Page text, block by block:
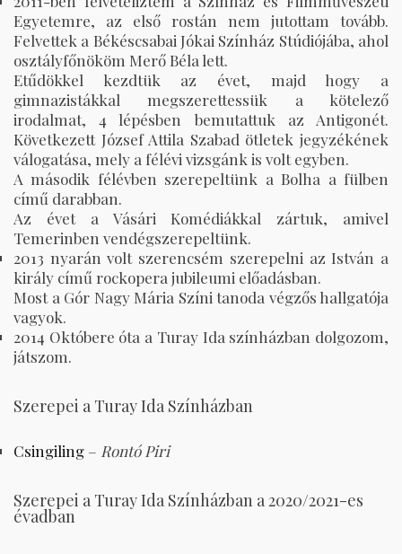
Egyetemre, az első rostán nem jutottam tovább.
Felvettek a Békéscsabai Jókai Színház Stúdiójába, ahol
osztályfőnököm Merő Béla lett.
Etűdökkel kezdtük az évet, majd hogy a
gimnazistákkal megszerettessük a kötelező
irodalmat, 4 lépésben bemutattuk az Antigonét.
Következett József Attila Szabad ötletek jegyzékének
válogatása, mely a félévi vizsgánk is volt egyben.
A második félévben szerepeltünk a Bolha a fülben
című darabban.
Az évet a Vásári Komédiákkal zártuk, amivel
Temerinben vendégszerepeltünk.
2013 nyarán volt szerencsém szerepelni az István a
király című rockopera jubileumi előadásban.
Most a Gór Nagy Mária Színi tanoda végzős hallgatója
vagyok.
2014 Októbere óta a Turay Ida színházban dolgozom,
játszom.
Szerepei a Turay Ida Színházban
Csingiling – Rontó Piri
Szerepei a Turay Ida Színházban a 2020/2021-es
évadban